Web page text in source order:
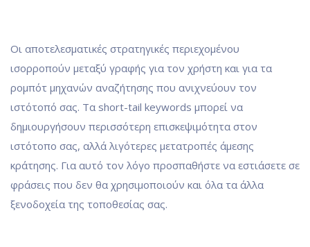
Οι αποτελεσματικές στρατηγικές περιεχομένου
ισορροπούν μεταξύ γραφής για τον χρήστη και για τα
ρομπότ μηχανών αναζήτησης που ανιχνεύουν τον
ιστότοπό σας. Τα short-tail keywords μπορεί να
δημιουργήσουν περισσότερη επισκεψιμότητα στον
ιστότοπο σας, αλλά λιγότερες μετατροπές άμεσης
κράτησης. Για αυτό τον λόγο προσπαθήστε να εστιάσετε σε
φράσεις που δεν θα χρησιμοποιούν και όλα τα άλλα
ξενοδοχεία της τοποθεσίας σας.